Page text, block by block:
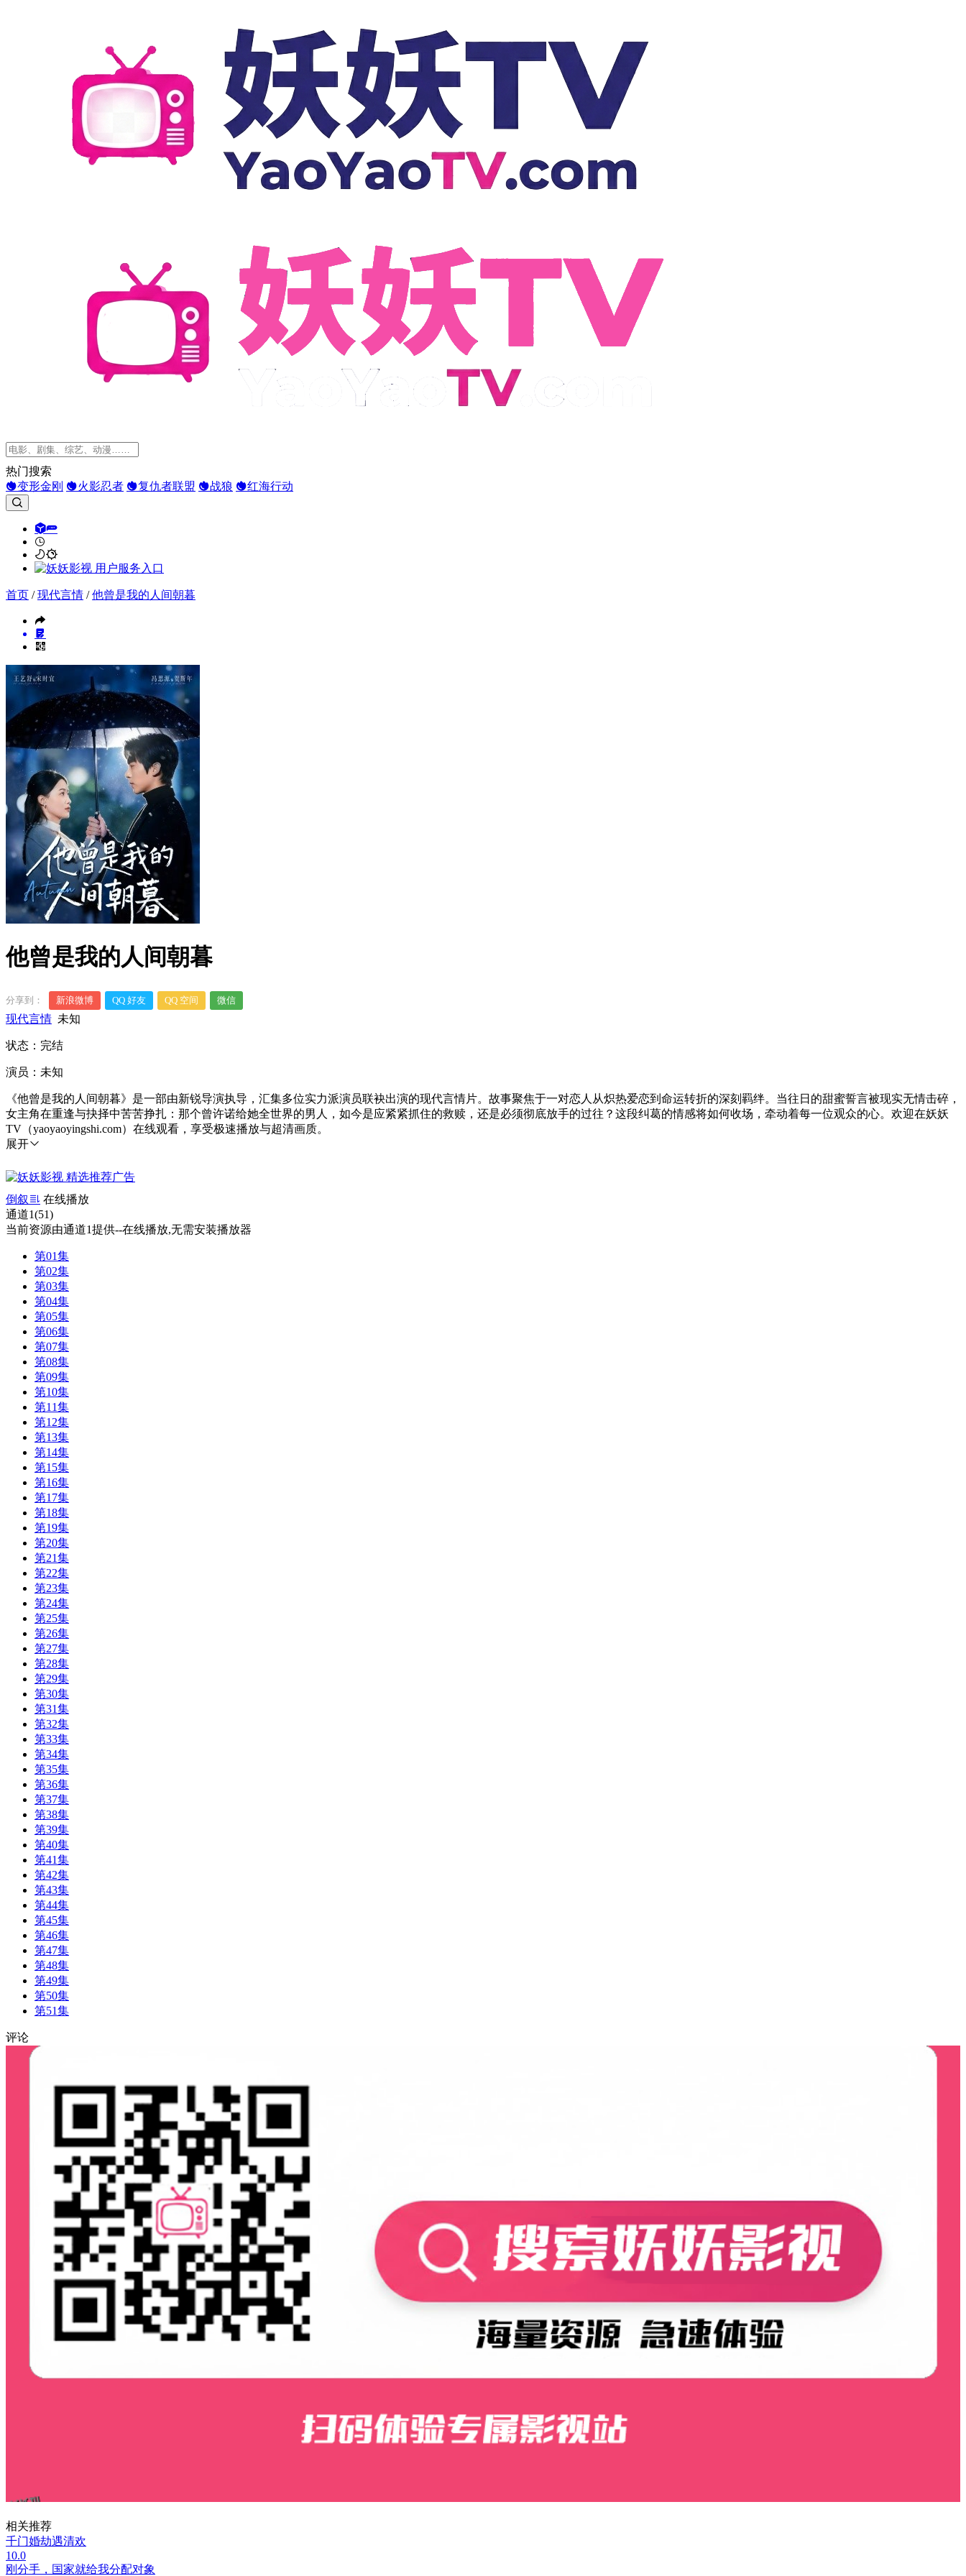
热门搜索
变形金刚
火影忍者 复仇者联盟 战狼 红海行动
首页 /现代言情 /他曾是我的人间朝暮
他曾是我的人间朝暮
分享到： 新浪微博 QQ 好友 QQ 空间 微信
现代言情 未知
状态：完结
演员：未知
《他曾是我的人间朝暮》是一部由新锐导演执导，汇集多位实力派演员联袂出演的现代言情片。故事聚焦于一对恋人从炽热爱恋到命运转折的深刻羁绊。当往日的甜蜜誓言被现实无情击碎，
女主角在重逢与抉择中苦苦挣扎：那个曾许诺给她全世界的男人，如今是应紧紧抓住的救赎，还是必须彻底放手的过往？这段纠葛的情感将如何收场，牵动着每一位观众的心。欢迎在妖妖
TV（yaoyaoyingshi.com）在线观看，享受极速播放与超清画质。
展开
倒叙
在线播放
通道1(51)
当前资源由通道1提供--在线播放,无需安装播放器
第01集
第02集
第03集
第04集
第05集
第06集
第07集
第08集
第09集
第10集
第11集
第12集
第13集
第14集
第15集
第16集
第17集
第18集
第19集
第20集
第21集
第22集
第23集
第24集
第25集
第26集
第27集
第28集
第29集
第30集
第31集
第32集
第33集
第34集
第35集
第36集
第37集
第38集
第39集
第40集
第41集
第42集
第43集
第44集
第45集
第46集
第47集
第48集
第49集
第50集
第51集
评论
相关推荐
千门婚劫遇清欢
10.0
刚分手，国家就给我分配对象